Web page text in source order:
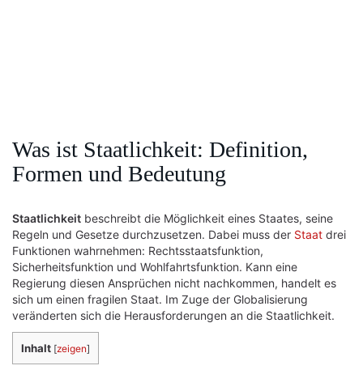
Was ist Staatlichkeit: Definition,
Formen und Bedeutung
Staatlichkeit beschreibt die Möglichkeit eines Staates, seine
Regeln und Gesetze durchzusetzen. Dabei muss der Staat drei
Funktionen wahrnehmen: Rechtsstaatsfunktion,
Sicherheitsfunktion und Wohlfahrtsfunktion. Kann eine
Regierung diesen Ansprüchen nicht nachkommen, handelt es
sich um einen fragilen Staat. Im Zuge der Globalisierung
veränderten sich die Herausforderungen an die Staatlichkeit.
Inhalt [zeigen]